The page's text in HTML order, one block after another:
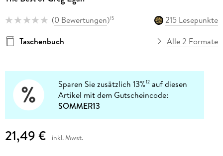
(0 Bewertungen)15
215 Lesepunkte
Taschenbuch
Alle 2 Formate
Sparen Sie zusätzlich 13%12 auf diesen
Artikel mit dem Gutscheincode:
SOMMER13
21,49 € inkl. Mwst.